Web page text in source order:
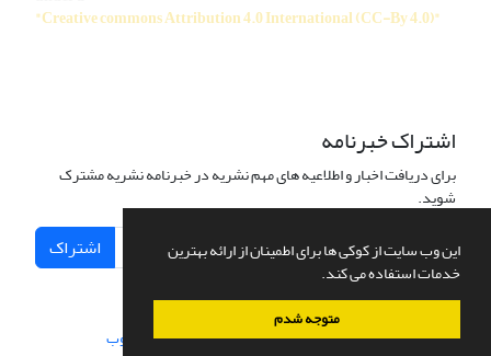
این وب سایت از کوکی ها برای اطمینان از ارائه بهترین
خدمات استفاده می کند.
متوجه شدم
"Creative commons Attribution 4.0 International (CC-By 4.0)"
اشتراک خبرنامه
برای دریافت اخبار و اطلاعیه های مهم نشریه در خبرنامه نشریه مشترک
شوید.
اشتراک
سامانه مدیریت نشریات علمی.طراحی و پیاده سازی از سیناوب